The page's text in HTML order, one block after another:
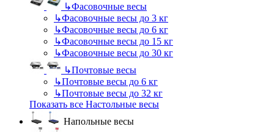
↳Фасовочные весы
↳Фасовочные весы до 3 кг
↳Фасовочные весы до 6 кг
↳Фасовочные весы до 15 кг
↳Фасовочные весы до 30 кг
↳Почтовые весы
↳Почтовые весы до 6 кг
↳Почтовые весы до 32 кг
Показать все Настольные весы
Напольные весы